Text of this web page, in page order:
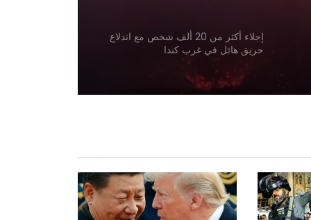
إجلاء أكثر من 20 ألف شخص مع اندلاع
حريق هائل في غرب كندا
دعت روسيا إلى دراسة إنشاء خط سكة
انتقدت رئيسة مولدوفا منح تأشيرات لوفد
من إمارة أفغانستان الإسلامية